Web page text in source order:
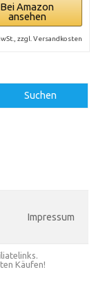
Bei Amazon
ansehen
zzgl. Versandkosten
Suchen
Impressum
Käufen!